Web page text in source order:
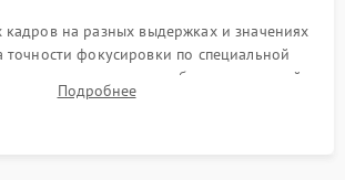
кадров на разных выдержках и значениях
точности фокусировки по специальной
на карту памяти, работы встроенной
и всех кнопок управления.
Подробнее